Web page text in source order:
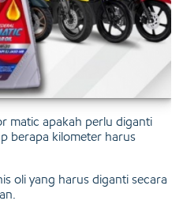
matic apakah perlu diganti
berapa kilometer harus
oli yang harus diganti secara